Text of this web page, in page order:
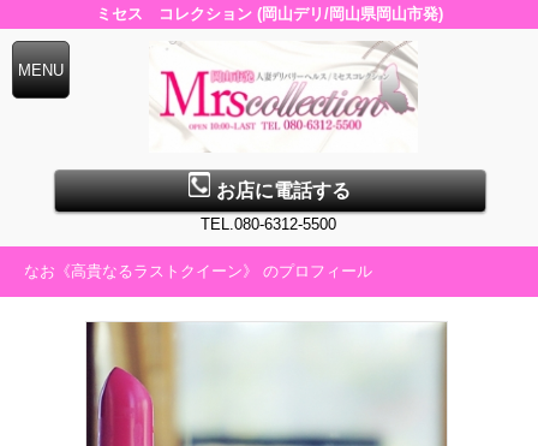
ミセス コレクション (岡山デリ/岡山県岡山市発)
お店に電話する
TEL.080-6312-5500
なお《高貴なるラストクイーン》 のプロフィール